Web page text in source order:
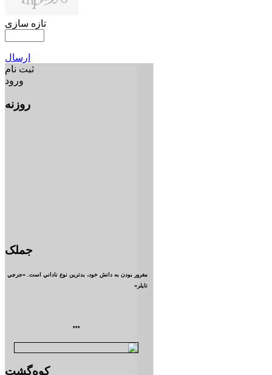
تازه سازی
ارسال
ثبت نام
ورود
روزنه
جملک
مغرور بودن به دانش خود، بدترين نوع ناداني است. «جرجي
تايلر»
***
کوه‌گشت